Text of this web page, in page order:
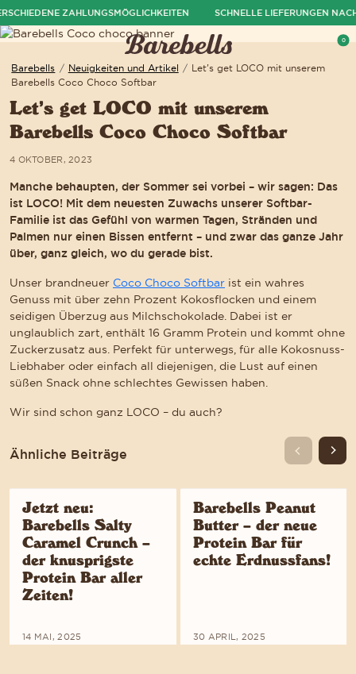
ZAHLUNGSMÖGLICHKEITEN SCHNELLE LIEFERUNGEN
Menü öffnen 0
Barebells / Neuigkeiten und Artikel / Let’s get LOCO mit unserem
Barebells Coco Choco Softbar
Let’s get LOCO mit unserem
Barebells Coco Choco Softbar
4 OKTOBER, 2023
Manche behaupten, der Sommer sei vorbei – wir sagen: Das
ist LOCO! Mit dem neuesten Zuwachs unserer Softbar-
Familie ist das Gefühl von warmen Tagen, Stränden und
Palmen nur einen Bissen entfernt – und zwar das ganze Jahr
über, ganz gleich, wo du gerade bist.
Unser brandneuer Coco Choco Softbar ist ein wahres
Genuss mit über zehn Prozent Kokosflocken und einem
seidigen Überzug aus Milchschokolade. Dabei ist er
unglaublich zart, enthält 16 Gramm Protein und kommt ohne
Zuckerzusatz aus. Perfekt für unterwegs, für alle Kokosnuss-
Liebhaber oder einfach all diejenigen, die Lust auf einen
süßen Snack ohne schlechtes Gewissen haben.
Wir sind schon ganz LOCO – du auch?
Ähnliche Beiträge
Jetzt neu:
Barebells Salty
Caramel Crunch –
der knusprigste
Protein Bar aller
Zeiten!
14 MAI, 2025
Barebells Peanut
Butter – der neue
Protein Bar für
echte Erdnussfans!
30 APRIL, 2025
ausblenden